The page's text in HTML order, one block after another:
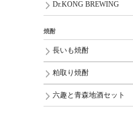
Dr.KONG BREWING
焼酎
長いも焼酎
粕取り焼酎
六趣と青森地酒セット